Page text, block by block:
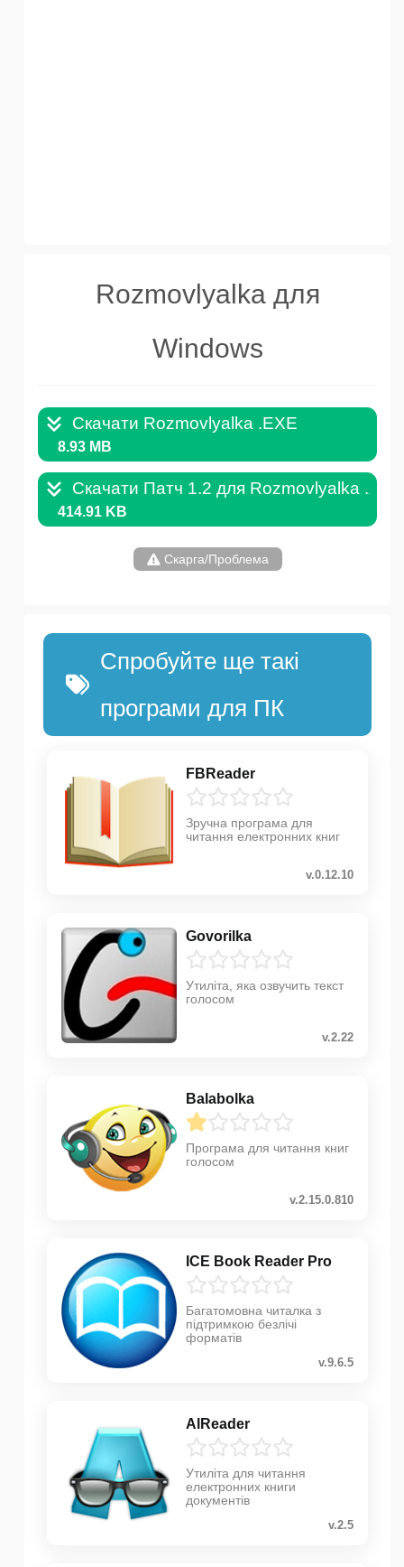
Rozmovlyalka для
Windows
Скачати Rozmovlyalka .EXE
8.93 MB
Скачати Патч 1.2 для Rozmovlyalka .ZIP
414.91 KB
Скарга/Проблема
Спробуйте ще такі
програми для ПК
FBReader
Зручна програма для
читання електронних книг
v.0.12.10
Govorilka
Утиліта, яка озвучить текст
голосом
v.2.22
Balabolka
Програма для читання книг
голосом
v.2.15.0.810
ICE Book Reader Pro
Багатомовна читалка з
підтримкою безлічі
форматів
v.9.6.5
AlReader
Утиліта для читання
електронних книги
документів
v.2.5